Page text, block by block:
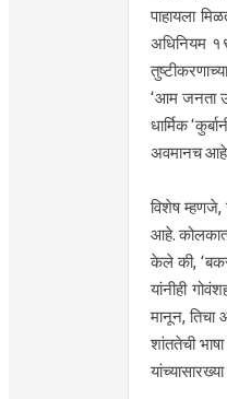
पाहायला
अधिनियम
‘आम जनता
धार्मिक
अवमानच
विशेष म्हणजे,
आहे.
केले की,
यांनीही
मानून, तिचा
शांततेची